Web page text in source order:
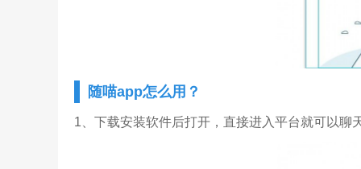
随喵app怎么用？
1、下载安装软件后打开，直接进入平台就可以聊